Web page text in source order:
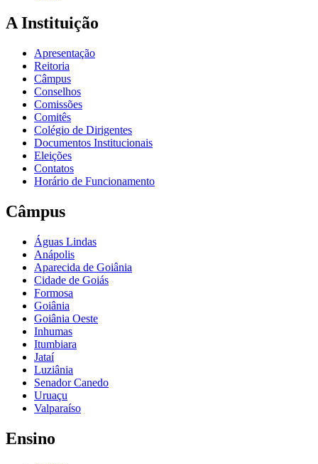
A Instituição
Apresentação
Reitoria
Câmpus
Conselhos
Comissões
Comitês
Colégio de Dirigentes
Documentos Institucionais
Eleições
Contatos
Horário de Funcionamento
Câmpus
Águas Lindas
Anápolis
Aparecida de Goiânia
Cidade de Goiás
Formosa
Goiânia
Goiânia Oeste
Inhumas
Itumbiara
Jataí
Luziânia
Senador Canedo
Uruaçu
Valparaíso
Ensino